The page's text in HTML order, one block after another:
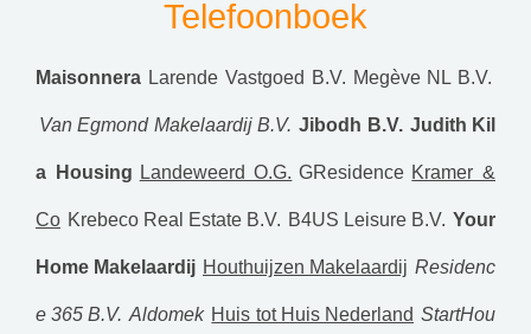
Telefoonboek
Maisonnera Larende Vastgoed B.V. Megève NL B.V.
Van Egmond Makelaardij B.V. Jibodh B.V. Judith Kil
a Housing Landeweerd O.G. GResidence Kramer &
Co Krebeco Real Estate B.V. B4US Leisure B.V. Your
Home Makelaardij Houthuijzen Makelaardij Residenc
e 365 B.V. Aldomek Huis tot Huis Nederland StartHou